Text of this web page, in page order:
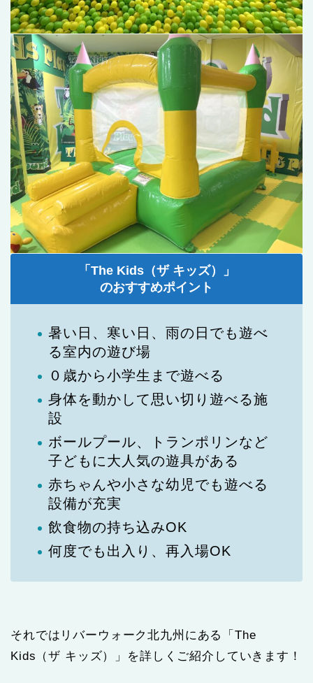
「The Kids（ザ キッズ）」
のおすすめポイント
暑い日、寒い日、雨の日でも遊べ
る室内の遊び場
０歳から小学生まで遊べる
身体を動かして思い切り遊べる施
設
ボールプール、トランポリンなど
子どもに大人気の遊具がある
赤ちゃんや小さな幼児でも遊べる
設備が充実
飲食物の持ち込みOK
何度でも出入り、再入場OK
それではリバーウォーク北九州にある「The
Kids（ザ キッズ）」を詳しくご紹介していきます！